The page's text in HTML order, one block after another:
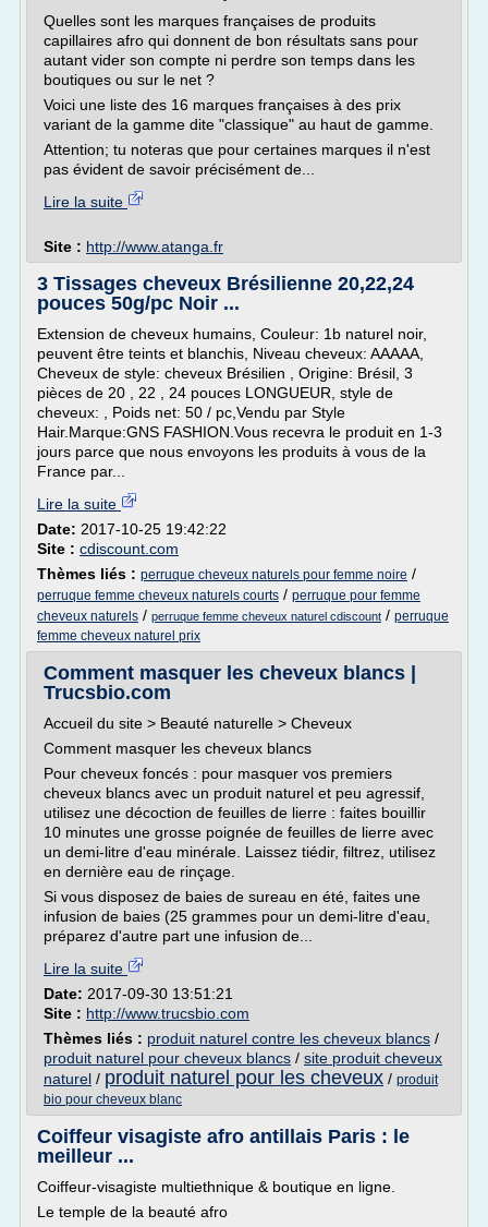
Quelles sont les marques françaises de produits
capillaires afro qui donnent de bon résultats sans pour
autant vider son compte ni perdre son temps dans les
boutiques ou sur le net ?
Voici une liste des 16 marques françaises à des prix
variant de la gamme dite "classique" au haut de gamme.
Attention; tu noteras que pour certaines marques il n'est
pas évident de savoir précisément de...
Lire la suite
Site : http://www.atanga.fr
3 Tissages cheveux Brésilienne 20,22,24
pouces 50g/pc Noir ...
Extension de cheveux humains, Couleur: 1b naturel noir,
peuvent être teints et blanchis, Niveau cheveux: AAAAA,
Cheveux de style: cheveux Brésilien , Origine: Brésil, 3
pièces de 20 , 22 , 24 pouces LONGUEUR, style de
cheveux: , Poids net: 50 / pc,Vendu par Style
Hair.Marque:GNS FASHION.Vous recevra le produit en 1-3
jours parce que nous envoyons les produits à vous de la
France par...
Lire la suite
Date: 2017-10-25 19:42:22
Site : cdiscount.com
Thèmes liés : perruque cheveux naturels pour femme noire /
perruque femme cheveux naturels courts / perruque pour femme
cheveux naturels / perruque femme cheveux naturel cdiscount / perruque
femme cheveux naturel prix
Comment masquer les cheveux blancs |
Trucsbio.com
Accueil du site > Beauté naturelle > Cheveux
Comment masquer les cheveux blancs
Pour cheveux foncés : pour masquer vos premiers
cheveux blancs avec un produit naturel et peu agressif,
utilisez une décoction de feuilles de lierre : faites bouillir
10 minutes une grosse poignée de feuilles de lierre avec
un demi-litre d'eau minérale. Laissez tiédir, filtrez, utilisez
en dernière eau de rinçage.
Si vous disposez de baies de sureau en été, faites une
infusion de baies (25 grammes pour un demi-litre d'eau,
préparez d'autre part une infusion de...
Lire la suite
Date: 2017-09-30 13:51:21
Site : http://www.trucsbio.com
Thèmes liés : produit naturel contre les cheveux blancs /
produit naturel pour cheveux blancs / site produit cheveux
naturel / produit naturel pour les cheveux / produit
bio pour cheveux blanc
Coiffeur visagiste afro antillais Paris : le
meilleur ...
Coiffeur-visagiste multiethnique & boutique en ligne.
Le temple de la beauté afro